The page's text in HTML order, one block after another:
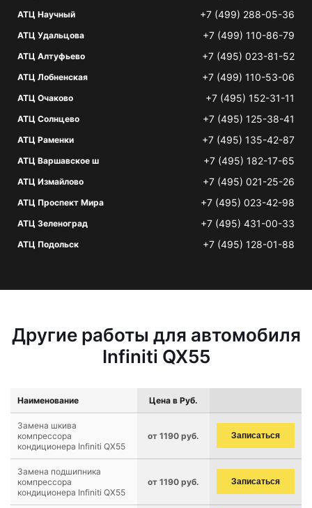
АТЦ Научный +7 (499) 288-05-36
АТЦ Удальцова +7 (499) 110-86-79
АТЦ Алтуфьево +7 (495) 023-81-52
АТЦ Лобненская +7 (499) 110-53-06
АТЦ Очаково +7 (495) 152-31-11
АТЦ Солнцево +7 (495) 125-38-41
АТЦ Раменки +7 (495) 135-42-87
АТЦ Варшавское ш +7 (495) 182-17-65
АТЦ Измайлово +7 (495) 021-25-26
АТЦ Проспект Мира +7 (495) 023-42-98
АТЦ Зеленоград +7 (495) 431-00-33
АТЦ Подольск +7 (495) 128-01-88
Другие работы для автомобиля
Infiniti QX55
Наименование Цена в Руб.
Замена шкива
компрессора
кондиционера Infiniti QX55
от 1190 руб. Записаться
Замена подшипника
компрессора
кондиционера Infiniti QX55
от 1190 руб. Записаться